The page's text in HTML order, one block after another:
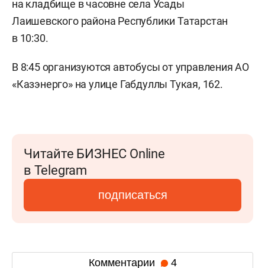
на кладбище в часовне села Усады
Лаишевского района Республики Татарстан
в 10:30.
В 8:45 организуются автобусы от управления АО
«Казэнерго» на улице Габдуллы Тукая, 162.
Читайте БИЗНЕС Online
в Telegram
подписаться
Комментарии 4